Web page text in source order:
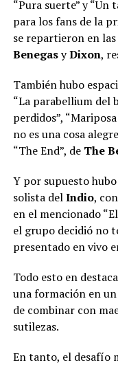
“Pura suerte” y “Un
para los fans de la
se repartieron en las
BenegasyDixon,
También hubo
“La parabellium del
perdidos”,
no es una cosa
“The End”, de The
Y por supuesto
solista delIndio,
en el mencionado
el grupo decidió no
presentado en vivo
Todo esto en
una formación en
de combinar con
sutilezas.
En tanto, el desafío